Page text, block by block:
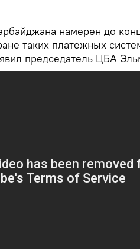
намерен до
таких платежных
председатель ЦБА